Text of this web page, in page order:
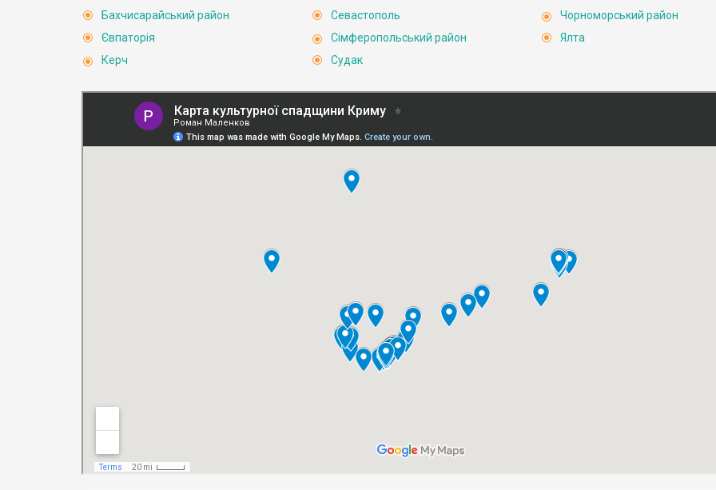
Бахчисарайський район
Євпаторія
Керч
Севастополь
Сімферопольський район
Судак
Чорноморський район
Ялта